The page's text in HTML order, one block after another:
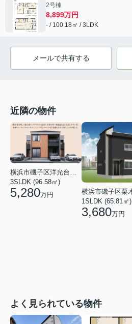
2号棟
8,899万円
- / 100.18㎡ / 3LDK
メールで共有する
近隣の物件
3SLDK (96.58㎡)
5,280万円
1SLDK (65.81㎡)
3,680万円
よく見られている物件